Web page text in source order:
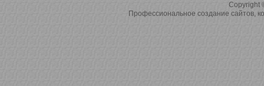
Copyright
Профессиональное создание сайтов,